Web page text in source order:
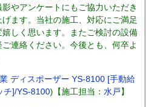
やアンケートにもご協力いただき
ます。当社の施工、対応にご満足
しく思います。またご検討の設備
連絡ください。今後とも、何卒よ
ディスポーザー YS-8100 [手動給
チ]/YS-8100)【施工担当： 水戸】